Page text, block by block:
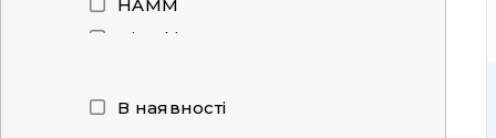
Kubota
Manitou
HAMM
Hitachi
JCB
В наявності